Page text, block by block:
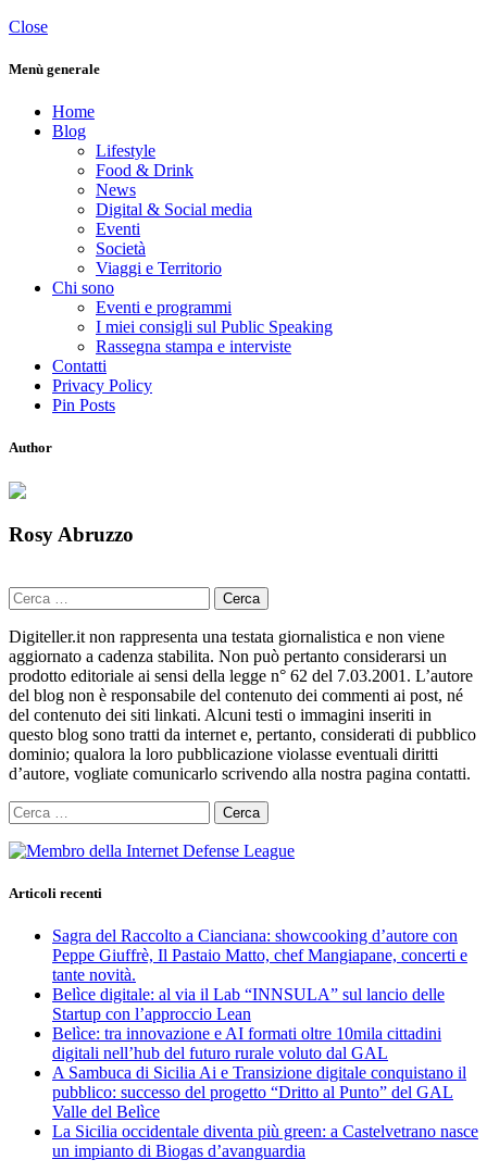
Close
Menù generale
Home
Blog
Lifestyle
Food & Drink
News
Digital & Social media
Eventi
Società
Viaggi e Territorio
Chi sono
Eventi e programmi
I miei consigli sul Public Speaking
Rassegna stampa e interviste
Contatti
Privacy Policy
Pin Posts
Author
Rosy Abruzzo
Ricerca
per:
Digiteller.it non rappresenta una testata giornalistica e non viene
aggiornato a cadenza stabilita. Non può pertanto considerarsi un
prodotto editoriale ai sensi della legge n° 62 del 7.03.2001. L’autore
del blog non è responsabile del contenuto dei commenti ai post, né
del contenuto dei siti linkati. Alcuni testi o immagini inseriti in
questo blog sono tratti da internet e, pertanto, considerati di pubblico
dominio; qualora la loro pubblicazione violasse eventuali diritti
d’autore, vogliate comunicarlo scrivendo alla nostra pagina contatti.
Ricerca
per:
Articoli recenti
Sagra del Raccolto a Cianciana: showcooking d’autore con
Peppe Giuffrè, Il Pastaio Matto, chef Mangiapane, concerti e
tante novità.
Belìce digitale: al via il Lab “INNSULA” sul lancio delle
Startup con l’approccio Lean
Belìce: tra innovazione e AI formati oltre 10mila cittadini
digitali nell’hub del futuro rurale voluto dal GAL
A Sambuca di Sicilia Ai e Transizione digitale conquistano il
pubblico: successo del progetto “Dritto al Punto” del GAL
Valle del Belìce
La Sicilia occidentale diventa più green: a Castelvetrano nasce
un impianto di Biogas d’avanguardia